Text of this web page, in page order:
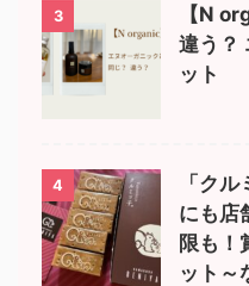
3
【N
違う？
ット
4
「ク
にも店
限も！
ット～